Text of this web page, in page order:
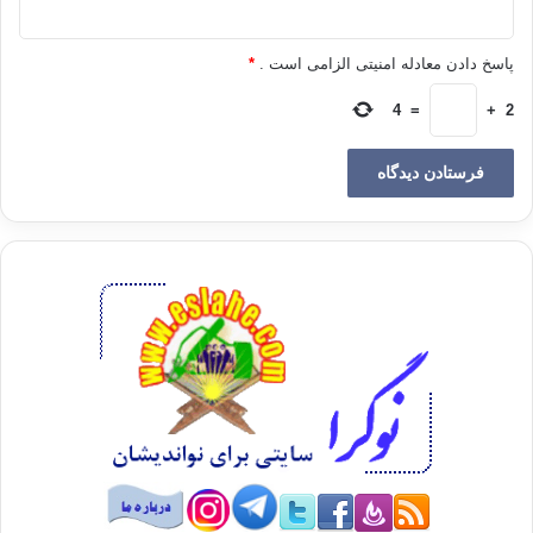
«هر كس به كف . طالع بيني مراجعه نمايد و سخن او را تصديق
نمايد به آنچه خداوند بر محمد نازل نموده كفر ورزيده است »
همچنين روايت شده است كه «پس از من دوباره به راه كفر باز
نگرديد .كه بعضي از شما گردن بعضي را بزنند »ابن عباس و عامه
ي اصحاب نيز همين گونه آيه ي (وَمَن لَّمْ يَحْكُم بِمَا أَنزَلَ اللّهُ
فَأُوْلَـئِكَ هُمُ الْكَافِرُونَ ) را تأويل مي نمايند .
ابن عباس مي گويد :«اين كفر كفري نيست كه سبب خروج از
امت مسلمانان بشود .بلكه هر كس آنگونه كند مرتكب كفر شده
است اما كفر او همچون كفر كسي نيست كه به خداوند و جهان
پس از مرگ كفر ورزد طاوس نيز همين رأي را دارد و عطاء نيز
مي گويد :«آن كفر در سطحي پايين تر از كفر و ستمي كمتر از
ستم و فسقي از پايين تر فسق قرار دارد »
برخي هم مانند عكرمه آيه را اين گونه تأويل مي نمايند كه كافر
شدن كسي كه شريعت خداوند را به اجرا نمي گذارد در حالي
است كه آن را انكار هم بنمايد اما اين تأويل تأويلي در ست و
پاسخ دادن معادله امنیتی الزامی است . *
2
+
=
4